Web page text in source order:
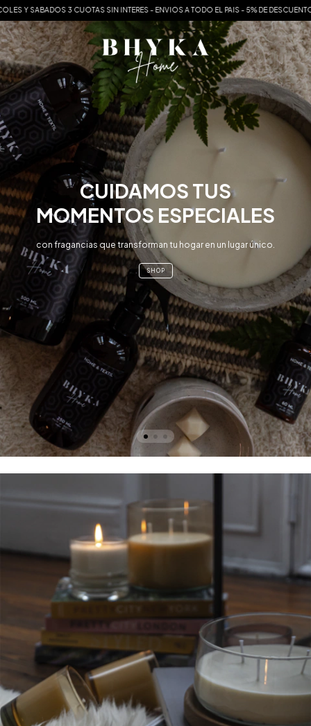
- ENVIOS A TODO EL PAIS - 5% DE DESCUENTO ABONANDO CON
CUIDAMOS TUS
MOMENTOS ESPECIALES
con fragancias que transforman tu hogar en un lugar único.
SHOP